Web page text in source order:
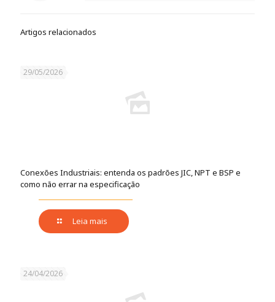
Artigos relacionados
29/05/2026
Conexões Industriais: entenda os padrões JIC, NPT e BSP e
como não errar na especificação
Leia mais
24/04/2026